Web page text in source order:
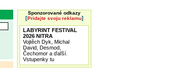
Sponzorované odkazy
[Pridajte svoju reklamu]
LABYRINT FESTIVAL
2026 NITRA
Vojtěch Dyk, Michal
David, Desmod,
Čechomor a ďaľší.
Vstupenky tu